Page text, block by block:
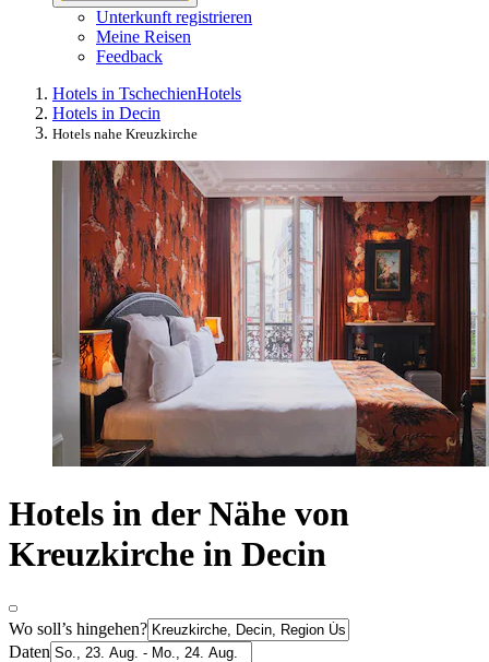
Unterkunft registrieren
Meine Reisen
Feedback
Hotels in TschechienHotels
Hotels in Decin
Hotels nahe Kreuzkirche
Hotels in der Nähe von
Kreuzkirche in Decin
Wo soll’s hingehen?
Daten